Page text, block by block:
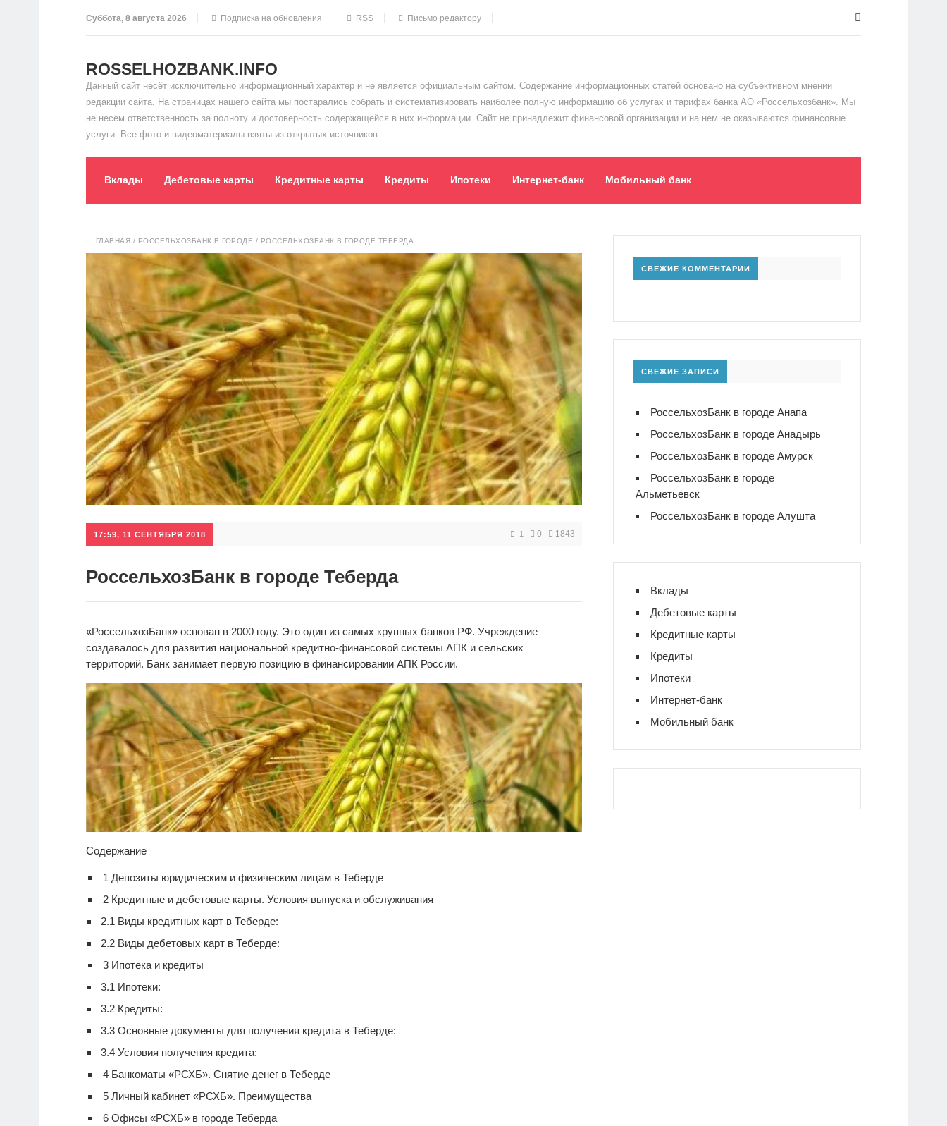
Суббота, 8 августа 2026 Подписка на обновления RSS Письмо редактору
ROSSELHOZBANK.INFO
Данный сайт несёт исключительно информационный характер и не является официальным сайтом. Содержание информационных статей основано на субъективном мнении
редакции сайта. На страницах нашего сайта мы постарались собрать и систематизировать наиболее полную информацию об услугах и тарифах банка АО «Россельхозбанк». Мы
не несем ответственность за полноту и достоверность содержащейся в них информации. Сайт не принадлежит финансовой организации и на нем не оказываются финансовые
услуги. Все фото и видеоматериалы взяты из открытых источников.
Вклады Дебетовые карты Кредитные карты Кредиты Ипотеки Интернет-банк Мобильный банк
ГЛАВНАЯ / РОССЕЛЬХОЗБАНК В ГОРОДЕ / РОССЕЛЬХОЗБАНК В ГОРОДЕ ТЕБЕРДА
17:59, 11 СЕНТЯБРЯ 2018 1 0 1843
РоссельхозБанк в городе Теберда
«РоссельхозБанк» основан в 2000 году. Это один из самых крупных банков РФ. Учреждение
создавалось для развития национальной кредитно-финансовой системы АПК и сельских
территорий. Банк занимает первую позицию в финансировании АПК России.
Содержание
1 Депозиты юридическим и физическим лицам в Теберде
2 Кредитные и дебетовые карты. Условия выпуска и обслуживания
2.1 Виды кредитных карт в Теберде:
2.2 Виды дебетовых карт в Теберде:
3 Ипотека и кредиты
3.1 Ипотеки:
3.2 Кредиты:
3.3 Основные документы для получения кредита в Теберде:
3.4 Условия получения кредита:
4 Банкоматы «РСХБ». Снятие денег в Теберде
5 Личный кабинет «РСХБ». Преимущества
6 Офисы «РСХБ» в городе Теберда
СВЕЖИЕ КОММЕНТАРИИ
СВЕЖИЕ ЗАПИСИ
РоссельхозБанк в городе Анапа
РоссельхозБанк в городе Анадырь
РоссельхозБанк в городе Амурск
РоссельхозБанк в городе
Альметьевск
РоссельхозБанк в городе Алушта
Вклады
Дебетовые карты
Кредитные карты
Кредиты
Ипотеки
Интернет-банк
Мобильный банк